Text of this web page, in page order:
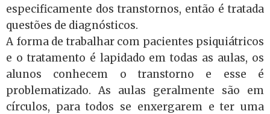
especificamente dos transtornos, então é tratada
questões de diagnósticos.
A forma de trabalhar com pacientes psiquiátricos
e o tratamento é lapidado em todas as aulas, os
alunos conhecem o transtorno e esse é
problematizado. As aulas geralmente são em
círculos, para todos se enxergarem e ter uma